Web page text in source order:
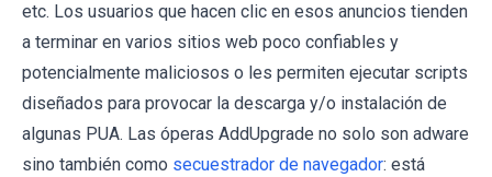
etc. Los usuarios que hacen clic en esos anuncios tienden
a terminar en varios sitios web poco confiables y
potencialmente maliciosos o les permiten ejecutar scripts
diseñados para provocar la descarga y/o instalación de
algunas PUA. Las óperas AddUpgrade no solo son adware
sino también como secuestrador de navegador: está